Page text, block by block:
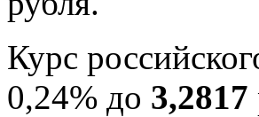
Курс
0,24% до 3,2817